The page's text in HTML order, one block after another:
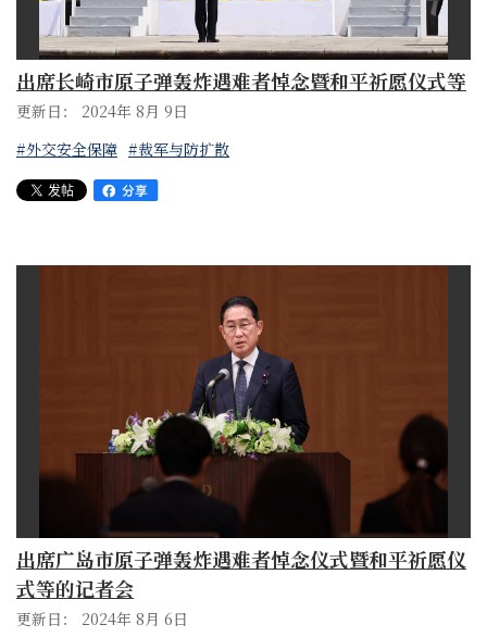
出席长崎市原子弹轰炸遇难者悼念暨和平祈愿仪式等
更新日： 2024年 8月 9日
#外交安全保障 #裁军与防扩散
出席广岛市原子弹轰炸遇难者悼念仪式暨和平祈愿仪
式等的记者会
更新日： 2024年 8月 6日